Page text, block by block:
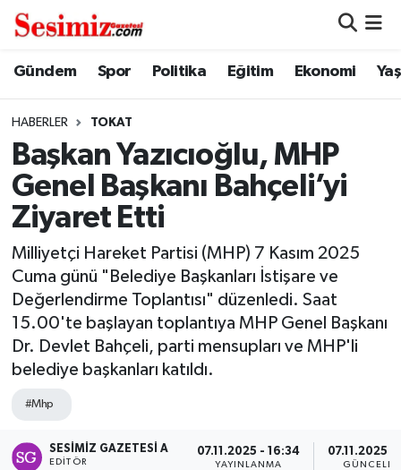
Gündem Spor Politika Eğitim Ekonomi
HABERLER TOKAT
Başkan Yazıcıoğlu, MHP
Genel Başkanı Bahçeli’yi
Ziyaret Etti
Milliyetçi Hareket Partisi (MHP) 7 Kasım 2025
Cuma günü "Belediye Başkanları İstişare ve
Değerlendirme Toplantısı" düzenledi. Saat
15.00'te başlayan toplantıya MHP Genel Başkanı
Dr. Devlet Bahçeli, parti mensupları ve MHP'li
belediye başkanları katıldı.
#Mhp
SESIMIZ GAZETESI A
EDITÖR
07.11.2025 - 16:34
YAYINLANMA
07.11.2025 -
Dünya
Ekonomi
Gündem
Magazin
Politika
Nöbetçi Eczaneler
Namaz Vakitleri
Trafik Durumu
Süper Lig Puan Durumu ve Fikstür
Tüm Manşetler
Son Dakika Haberleri